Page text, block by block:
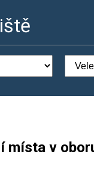
místa v